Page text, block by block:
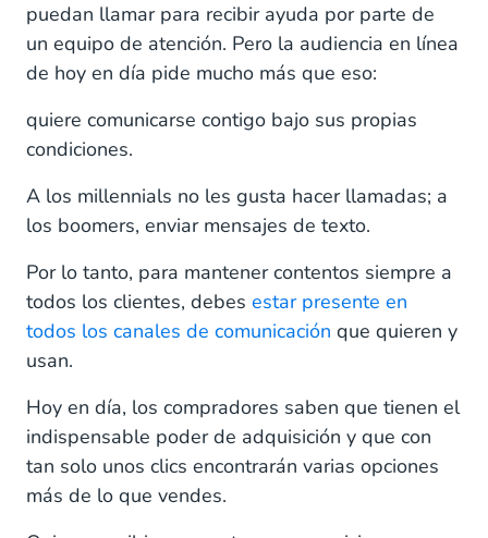
puedan llamar para recibir ayuda por parte de
un equipo de atención. Pero la audiencia en línea
de hoy en día pide mucho más que eso:
quiere comunicarse contigo bajo sus propias
condiciones.
A los millennials no les gusta hacer llamadas; a
los boomers, enviar mensajes de texto.
Por lo tanto, para mantener contentos siempre a
todos los clientes, debes estar presente en
todos los canales de comunicación que quieren y
usan.
Hoy en día, los compradores saben que tienen el
indispensable poder de adquisición y que con
tan solo unos clics encontrarán varias opciones
más de lo que vendes.